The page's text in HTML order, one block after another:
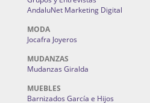
AndaluNet Marketing Digital
MODA
Jocafra Joyeros
MUDANZAS
Mudanzas Giralda
MUEBLES
Barnizados García e Hijos